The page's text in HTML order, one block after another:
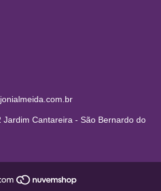
Jardim Cantareira - São Bernardo do